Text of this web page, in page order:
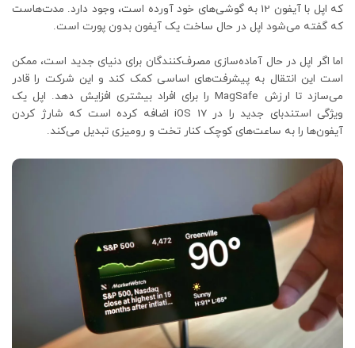
که اپل با آیفون 12 به گوشی‌های خود آورده است، وجود دارد. مدت‌هاست
که گفته می‌شود اپل در حال ساخت یک آیفون بدون پورت است.
اما اگر اپل در حال آماده‌سازی مصرف‌کنندگان برای دنیای جدید است، ممکن
است این انتقال به پیشرفت‌های اساسی کمک کند و این شرکت را قادر
می‌سازد تا ارزش MagSafe را برای افراد بیشتری افزایش دهد. اپل یک
ویژگی استندبای جدید را در iOS 17 اضافه کرده است که شارژ کردن
آیفون‌ها را به ساعت‌های کوچک کنار تخت و رومیزی تبدیل می‌کند.